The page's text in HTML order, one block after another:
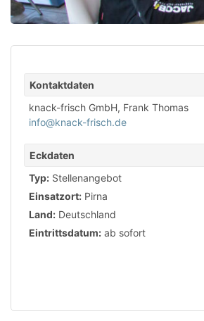
Kontaktdaten
knack-frisch GmbH, Frank Thomas
info@knack-frisch.de
Eckdaten
Typ: Stellenangebot
Einsatzort: Pirna
Land: Deutschland
Eintrittsdatum: ab sofort